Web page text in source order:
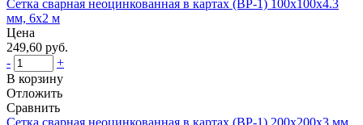
Сетка сварная неоцинкованная в картах (ВР-1) 100x100x4.3
мм, 6x2 м
Цена
249,60 руб.
-
+
В корзину
Отложить
Сравнить
Сетка сварная неоцинкованная в картах (ВР-1) 200x200x3 мм,